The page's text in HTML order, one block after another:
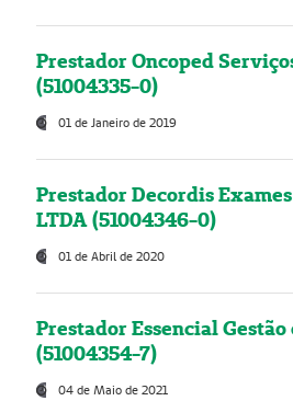
Prestador Oncoped
(51004335-0)
01 de Janeiro de 2019
Prestador Decordis
LTDA (51004346-0)
01 de Abril de 2020
Prestador Essencial
(51004354-7)
04 de Maio de 2021